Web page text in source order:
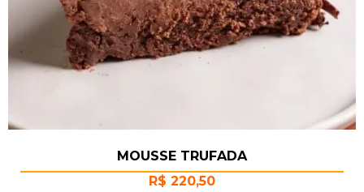
MOUSSE TRUFADA
R$ 220,50